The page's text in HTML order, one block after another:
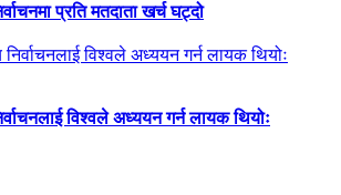
प्रति मतदाता खर्च घट्दो
विश्वले अध्ययन गर्न लायक थियोः